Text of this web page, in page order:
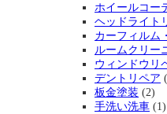
ホイールコー
ヘッドライト
カーフィルム
ルームクリー
ウィンドウリ
デントリペア
板金塗装 (2)
手洗い洗車 (1)